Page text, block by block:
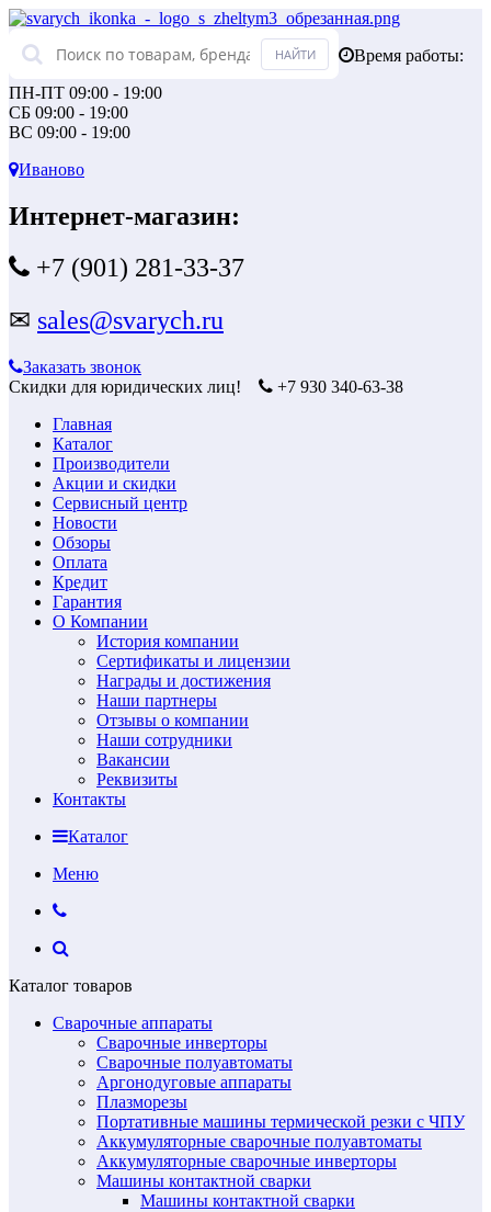
Время работы:
ПН-ПТ 09:00 - 19:00
СБ 09:00 - 19:00
ВС 09:00 - 19:00
Иваново
Интернет-магазин:
+7 (901) 281-33-37
✉ sales@svarych.ru
Заказать звонок
Скидки для юридических лиц!
+7 930 340-63-38
Главная
Каталог
Производители
Акции и скидки
Сервисный центр
Новости
Обзоры
Оплата
Кредит
Гарантия
О Компании
История компании
Сертификаты и лицензии
Награды и достижения
Наши партнеры
Отзывы о компании
Наши сотрудники
Вакансии
Реквизиты
Контакты
Каталог
Меню
Каталог товаров
Сварочные аппараты
Сварочные инверторы
Сварочные полуавтоматы
Аргонодуговые аппараты
Плазморезы
Портативные машины термической резки с ЧПУ
Аккумуляторные сварочные полуавтоматы
Аккумуляторные сварочные инверторы
Машины контактной сварки
Машины контактной сварки